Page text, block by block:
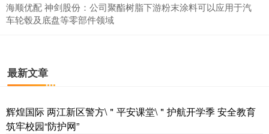
海顺优配 神剑股份：公司聚酯树脂下游粉末涂料可以应用于汽
车轮毂及底盘等零部件领域
最新文章
辉煌国际 两江新区警方\＂平安课堂\＂护航开学季 安全教育
筑牢校园“防护网”